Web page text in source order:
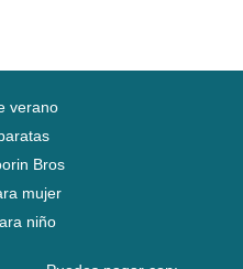
verano
Bros
mujer
niño